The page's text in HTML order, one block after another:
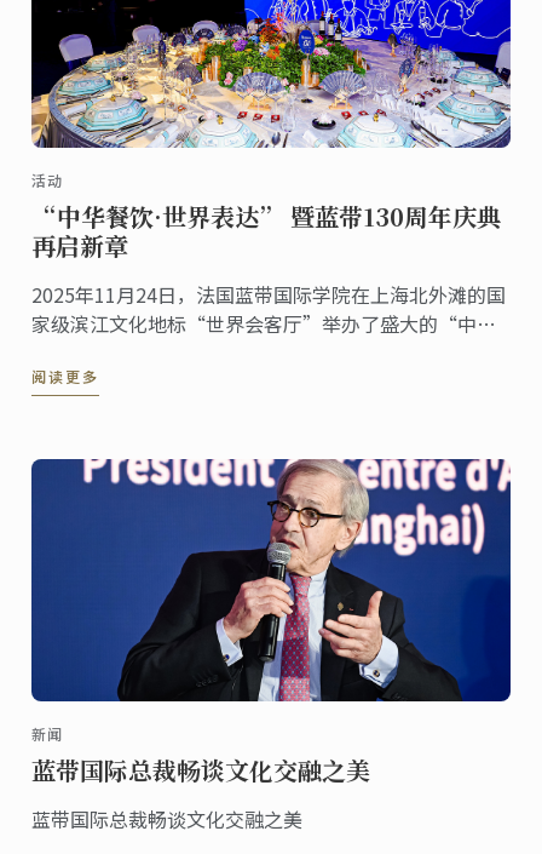
活动
“中华餐饮·世界表达” 暨蓝带130周年庆典
再启新章
2025年11月24日，法国蓝带国际学院在上海北外滩的国
家级滨江文化地标“世界会客厅”举办了盛大的“中华
家的驻沪总领事、国际友人，以及来自艺术、文化等各
阅读更多
新闻
蓝带国际总裁畅谈文化交融之美
蓝带国际总裁畅谈文化交融之美